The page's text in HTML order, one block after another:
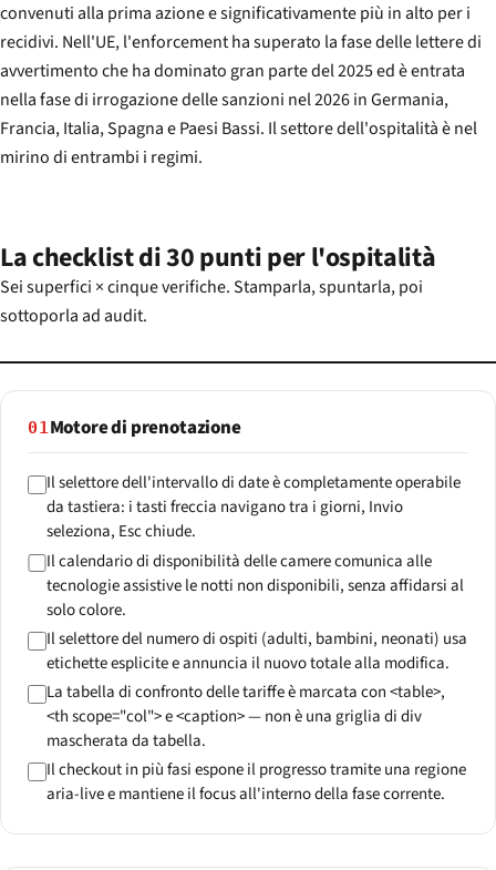
convenuti alla prima azione e significativamente più in alto per i
recidivi. Nell'UE, l'enforcement ha superato la fase delle lettere di
avvertimento che ha dominato gran parte del 2025 ed è entrata
nella fase di irrogazione delle sanzioni nel 2026 in Germania,
Francia, Italia, Spagna e Paesi Bassi. Il settore dell'ospitalità è nel
mirino di entrambi i regimi.
La checklist di 30 punti per l'ospitalità
Sei superfici × cinque verifiche. Stamparla, spuntarla, poi
sottoporla ad audit.
01Motore di prenotazione
Il selettore dell'intervallo di date è completamente operabile
da tastiera: i tasti freccia navigano tra i giorni, Invio
seleziona, Esc chiude.
Il calendario di disponibilità delle camere comunica alle
tecnologie assistive le notti non disponibili, senza affidarsi al
solo colore.
Il selettore del numero di ospiti (adulti, bambini, neonati) usa
etichette esplicite e annuncia il nuovo totale alla modifica.
La tabella di confronto delle tariffe è marcata con <table>,
<th scope="col"> e <caption> — non è una griglia di div
mascherata da tabella.
Il checkout in più fasi espone il progresso tramite una regione
aria-live e mantiene il focus all'interno della fase corrente.